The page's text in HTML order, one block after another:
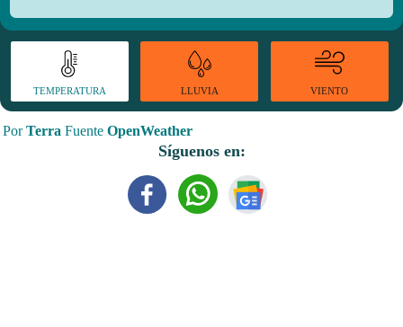
TEMPERATURA LLUVIA VIENTO
PorTerra Fuente OpenWeather
Síguenos en: